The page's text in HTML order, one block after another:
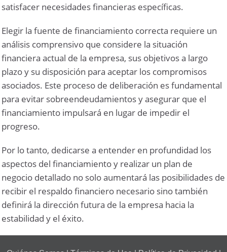
satisfacer necesidades financieras específicas.
Elegir la fuente de financiamiento correcta requiere un
análisis comprensivo que considere la situación
financiera actual de la empresa, sus objetivos a largo
plazo y su disposición para aceptar los compromisos
asociados. Este proceso de deliberación es fundamental
para evitar sobreendeudamientos y asegurar que el
financiamiento impulsará en lugar de impedir el
progreso.
Por lo tanto, dedicarse a entender en profundidad los
aspectos del financiamiento y realizar un plan de
negocio detallado no solo aumentará las posibilidades de
recibir el respaldo financiero necesario sino también
definirá la dirección futura de la empresa hacia la
estabilidad y el éxito.